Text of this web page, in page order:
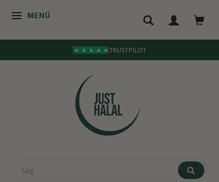
ANZEIGE ÄNDERN
MENÜ
TRUSTPILOT